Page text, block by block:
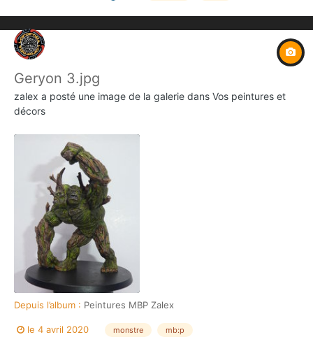
Geryon 3.jpg
zalex a posté une image de la galerie dans Vos peintures et
décors
Depuis l’album : Peintures MBP Zalex
le 4 avril 2020 monstre mb:p